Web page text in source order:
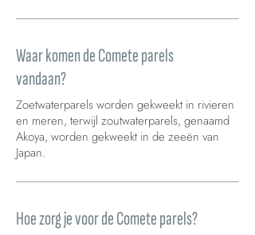
Waar komen de Comete parels
vandaan?
Zoetwaterparels worden gekweekt in rivieren
en meren, terwijl zoutwaterparels, genaamd
Akoya, worden gekweekt in de zeeën van
Japan.
Hoe zorg je voor de Comete parels?